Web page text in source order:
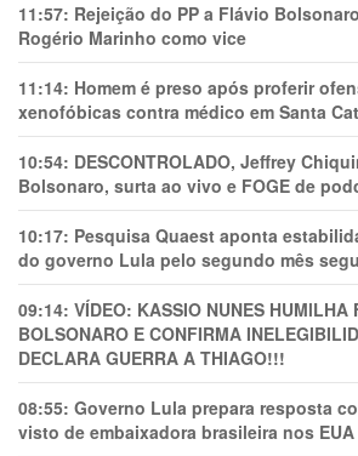
11:57: Rejeição do PP a Flávio
Rogério Marinho como vice
11:14: Homem é preso após proferir
xenofóbicas contra médico em Santa
10:54: DESCONTROLADO, Jeffrey
Bolsonaro, surta ao vivo e FOGE de
10:17: Pesquisa Quaest aponta
do governo Lula pelo segundo mês
09:14: VÍDEO: KASSIO NUNES HUMlLHA
BOLSONARO E CONFIRMA
DECLARA GUERRA A THIAGO!!!
08:55: Governo Lula prepara resposta
visto de embaixadora brasileira nos EUA